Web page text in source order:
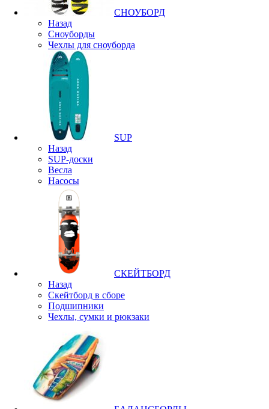
СНОУБОРД
Назад
Сноуборды
Чехлы для сноуборда
SUP
Назад
SUP-доски
Весла
Насосы
СКЕЙТБОРД
Назад
Скейтборд в сборе
Подшипники
Чехлы, сумки и рюкзаки